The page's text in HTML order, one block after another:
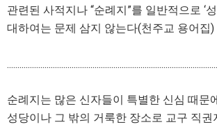
관련된 사적지나 “순례지”를 일반적으로 ‘
대하여는 문제 삼지 않는다(천주교 용어집)
순례지는 많은 신자들이 특별한 신심 때문
성당이나 그 밖의 거룩한 장소로 교구 직권